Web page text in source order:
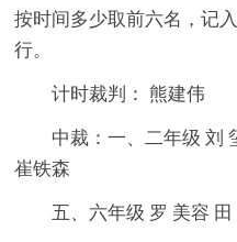
按时间多少取前六名，记
行。
计时裁判： 熊建伟
中裁：一、二年级 刘
崔铁森
五、六年级 罗 美容 田